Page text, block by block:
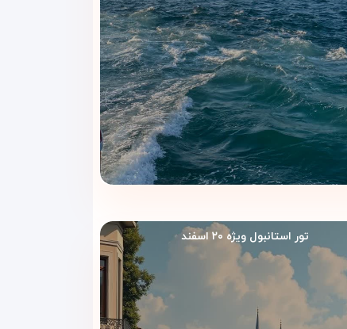
۴شب و ۵روز
تور استانبول ویژه ۲۰ اسفند